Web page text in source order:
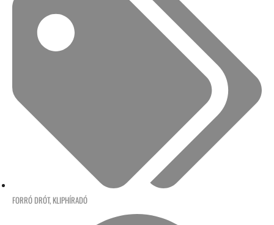
FORRÓ DRÓT, KLIPHÍRADÓ